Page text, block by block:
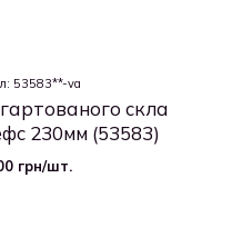
53583**-va
скла
230мм (53583)
грн/шт.